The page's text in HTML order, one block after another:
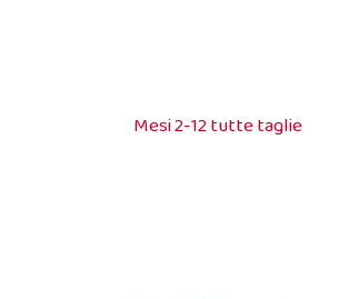
Mesi 2-12 tutte taglie